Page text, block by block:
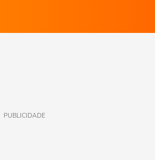
PUBLICIDADE